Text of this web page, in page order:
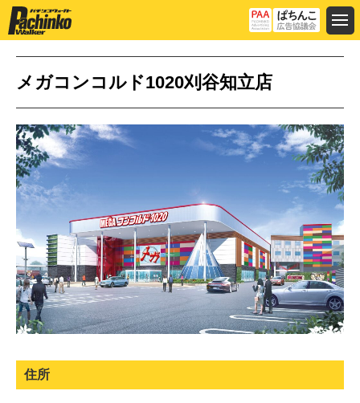
メガコンコルド1020刈谷知立店
住所